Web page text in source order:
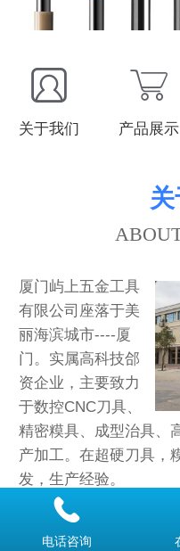
关于我们 产品展示
厦门屿上五金工具
有限公司座落于美
丽海滨城市----厦
门。实属高科技郃
资企业，主要致力
于数控CNC刀具、
精密糢具、成型治具、
产加工。在超硬刀具，
发，生产经验。
电话咨询